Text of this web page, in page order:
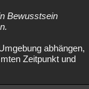
Bewusstsein
abhängen,
Zeitpunkt und